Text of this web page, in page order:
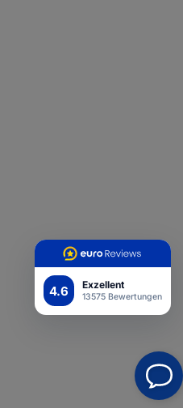
4.6 Exzellent
13575 Bewertungen